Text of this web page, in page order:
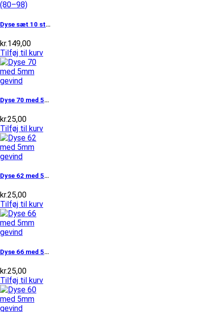
Dyse sæt 10 stk– 5 mm (80–98)
kr.149,00
Tilføj til kurv
Dyse 70 med 5mm gevind
kr.25,00
Tilføj til kurv
Dyse 62 med 5mm gevind
kr.25,00
Tilføj til kurv
Dyse 66 med 5mm gevind
kr.25,00
Tilføj til kurv